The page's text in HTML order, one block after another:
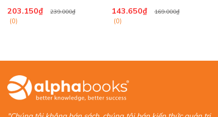
203.150₫ 239.000₫
(0)
143.650₫ 169.000₫
(0)